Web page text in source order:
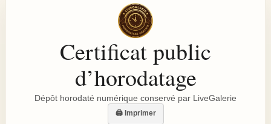
Certificat public
d’horodatage
Dépôt horodaté numérique conservé par LiveGalerie
🖨 Imprimer